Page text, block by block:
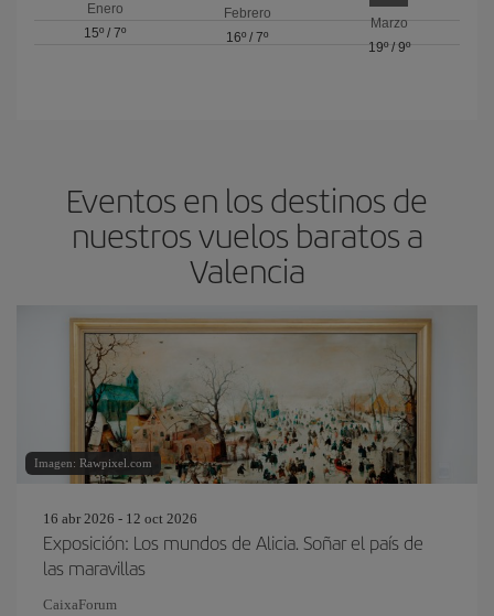
Enero
15º /7º
Febrero
16º / 7º
Marzo
19º/ 9º
Eventos en los destinos de
nuestros vuelos baratos a
Valencia
Imagen: Rawpixel.com
16 abr 2026 - 12 oct 2026
Exposición: Los mundos de Alicia. Soñar el país de
las maravillas
CaixaForum